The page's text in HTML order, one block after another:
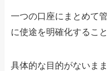
一つの口座にまとめて
に使途を明確化するこ
具体的な目的がないま